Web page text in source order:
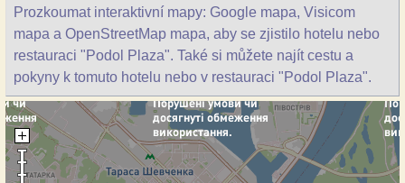
Prozkoumat interaktivní mapy: Google mapa, Visicom
mapa a OpenStreetMap mapa, aby se zjistilo hotelu nebo
restauraci "Podol Plaza". Také si můžete najít cestu a
pokyny k tomuto hotelu nebo v restauraci "Podol Plaza".